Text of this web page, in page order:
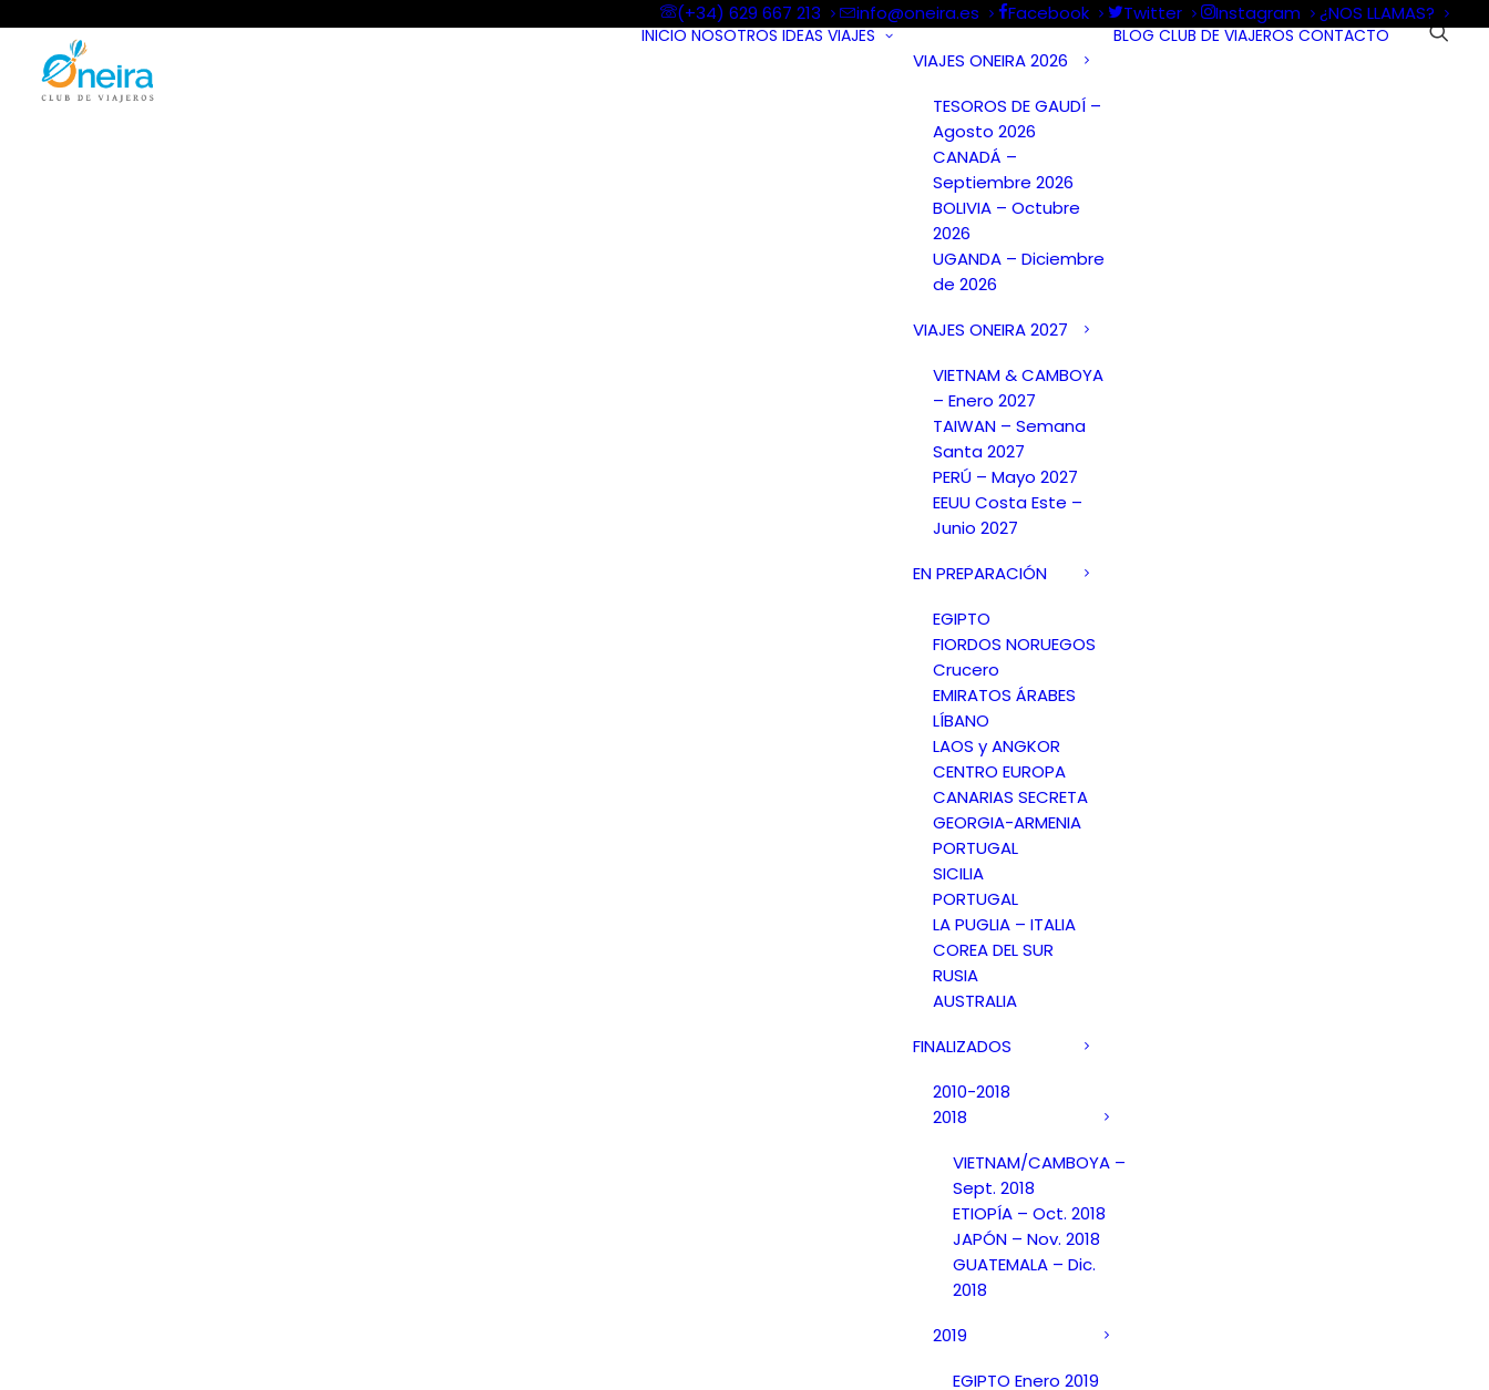
(+34) 629 667 213 info@oneira.es Facebook Twitter Instagram ¿NOS LLAMAS?
INICIO NOSOTROS IDEAS VIAJES
VIAJES ONEIRA 2026
TESOROS DE GAUDÍ –
Agosto 2026
CANADÁ –
Septiembre 2026
BOLIVIA – Octubre
2026
UGANDA – Diciembre
de 2026
VIAJES ONEIRA 2027
VIETNAM & CAMBOYA
– Enero 2027
TAIWAN – Semana
Santa 2027
PERÚ – Mayo 2027
EEUU Costa Este –
Junio 2027
EN PREPARACIÓN
EGIPTO
FIORDOS NORUEGOS
Crucero
EMIRATOS ÁRABES
LÍBANO
LAOS y ANGKOR
CENTRO EUROPA
CANARIAS SECRETA
GEORGIA-ARMENIA
PORTUGAL
SICILIA
PORTUGAL
LA PUGLIA – ITALIA
COREA DEL SUR
RUSIA
AUSTRALIA
FINALIZADOS
2010-2018
2018
VIETNAM/CAMBOYA –
Sept. 2018
ETIOPÍA – Oct. 2018
JAPÓN – Nov. 2018
GUATEMALA – Dic.
2018
2019
EGIPTO Enero 2019
BLOG CLUB DE VIAJEROS CONTACTO